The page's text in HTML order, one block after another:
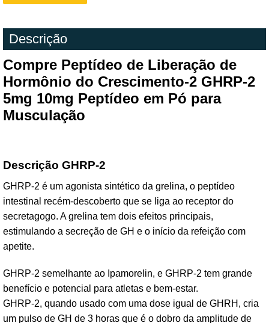
Descrição
Compre Peptídeo de Liberação de
Hormônio do Crescimento-2 GHRP-2
5mg 10mg Peptídeo em Pó para
Musculação
Descrição GHRP-2
GHRP-2 é um agonista sintético da grelina, o peptídeo
intestinal recém-descoberto que se liga ao receptor do
secretagogo. A grelina tem dois efeitos principais,
estimulando a secreção de GH e o início da refeição com
apetite.
GHRP-2 semelhante ao Ipamorelin, e GHRP-2 tem grande
benefício e potencial para atletas e bem-estar.
GHRP-2, quando usado com uma dose igual de GHRH, cria
um pulso de GH de 3 horas que é o dobro da amplitude de